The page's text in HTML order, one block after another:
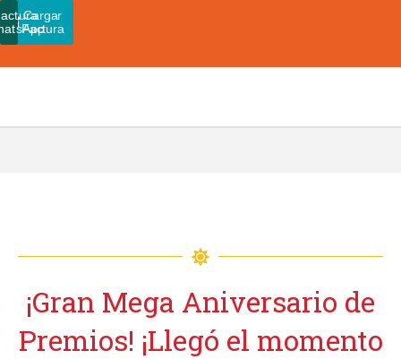
Pagar
Admin
Cargar
Factura
¡Gran Mega Aniversario de
Premios! ¡Llegó el momento